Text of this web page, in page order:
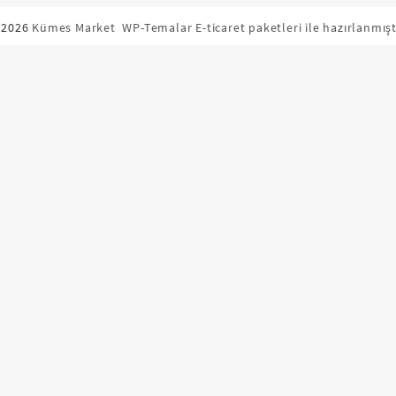
Kümes Market WP-Temalar E-ticaret paketleri ile